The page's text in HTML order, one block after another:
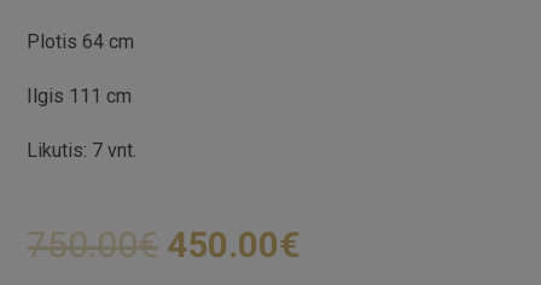
Plotis 64 cm
Ilgis 111 cm
Likutis: 7 vnt.
750.00€ 450.00€